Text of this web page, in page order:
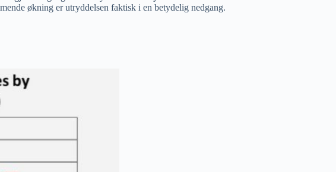
økning er utryddelsen faktisk i en betydelig nedgang.